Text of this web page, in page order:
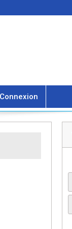
Connexion